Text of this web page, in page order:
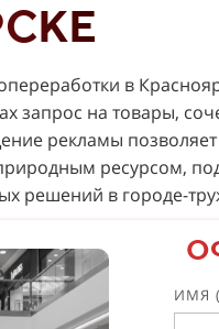
в
запрос на товары,
рекламы
ресурсом,
решений в городе-
ИМЯ